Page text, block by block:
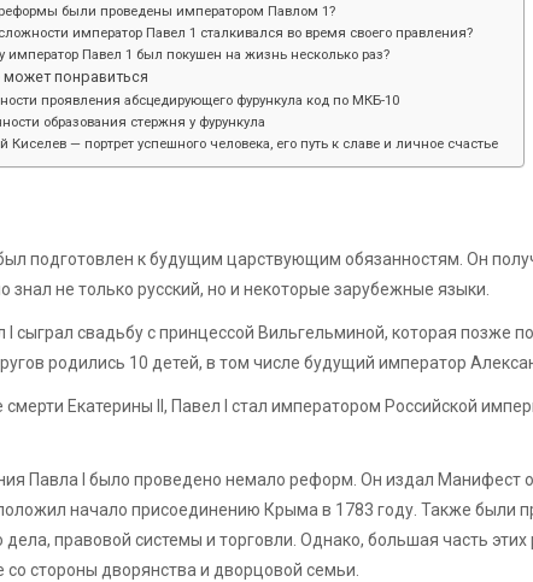
были проведены императором Павлом 1?
император Павел 1 сталкивался во время своего правления?
император Павел 1 был покушен на жизнь несколько раз?
понравиться
проявления абсцедирующего фурункула код по МКБ-10
образования стержня у фурункула
Киселев — портрет успешного человека, его путь к славе и личное счастье
подготовлен к будущим царствующим обязанностям. Он
знал не только русский, но и некоторые зарубежные языки.
I сыграл свадьбу с принцессой Вильгельминой, которая позже
родились 10 детей, в том числе будущий император
смерти Екатерины II, Павел I стал императором Российской
Павла I было проведено немало реформ. Он издал Манифест
начало присоединению Крыма в 1783 году. Также были
дела, правовой системы и торговли. Однако, большая часть
со стороны дворянства и дворцовой семьи.